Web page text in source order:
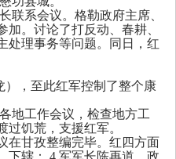
联系会议。格勒政府主席、
。讨论了打反动、春耕、
处理事务等问题。同日，红
），至此红军控制了整个康
地工作会议，检查地方工
饥荒，支援红军。
在甘孜整编完毕。红四方面
下辖： 4 军军长陈再道、政